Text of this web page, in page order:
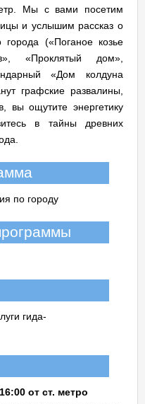
Мы с вами посетим
и услышим рассказ о
города («Поганое козье
«Проклятый дом»,
«Дом колдуна
графские развалины,
вы ощутите энергетику
в тайны древних
по городу
гида-
от ст. метро